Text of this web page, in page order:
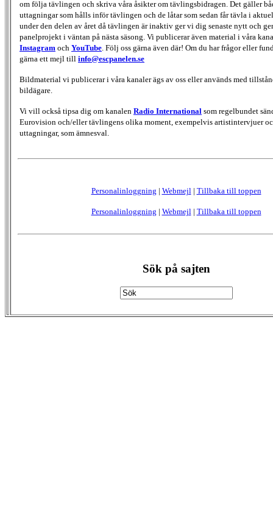
om följa tävlingen och skriva våra åsikter om tävlingsbidragen. Det gäller
uttagningar som hålls inför tävlingen och de låtar som sedan får tävla i
under den delen av året då tävlingen är inaktiv ger vi dig senaste nytt och
panelprojekt i väntan på nästa säsong. Vi publicerar även material i våra
Instagram och YouTube . Följ oss gärna även där! Om du har frågor eller
gärna ett mejl till info@escpanelen.se
Bildmaterial vi publicerar i våra kanaler ägs av oss eller används med
bildägare.
Vi vill också tipsa dig om kanalen Radio International som regelbundet
Eurovision och/eller tävlingens olika moment, exempelvis artistintervjuer
uttagningar, som ämnesval.
Personalinloggning | Webmejl | Tillbaka till toppen
Personalinloggning | Webmejl | Tillbaka till toppen
Sök på sajten